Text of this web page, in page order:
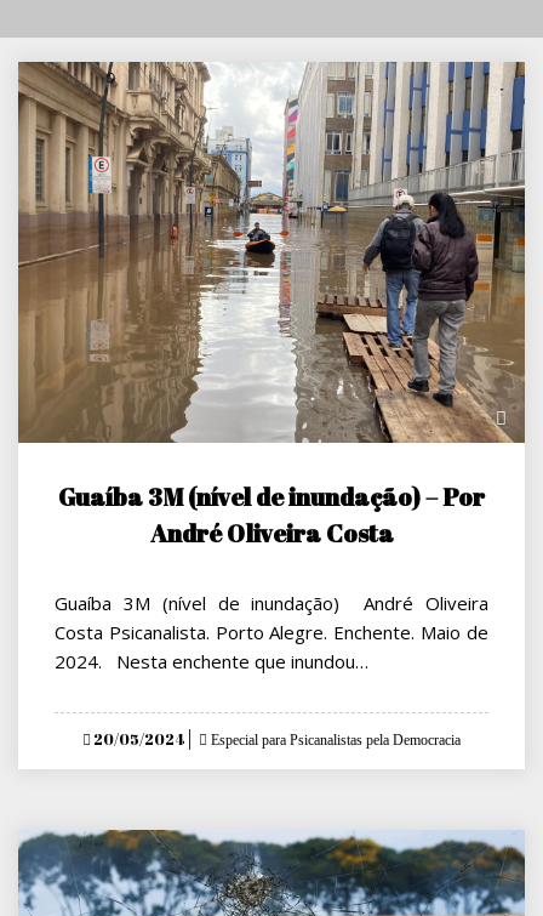
Guaíba 3M (nível de inundação) – Por
André Oliveira Costa
Guaíba 3M (nível de inundação) André Oliveira
Costa Psicanalista. Porto Alegre. Enchente. Maio de
2024. Nesta enchente que inundou…
Posted
20/05/2024 Especial para Psicanalistas pela Democracia